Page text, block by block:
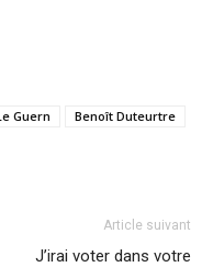
Guern
Benoît Duteurtre
Article suivant
J’irai voter dans votre